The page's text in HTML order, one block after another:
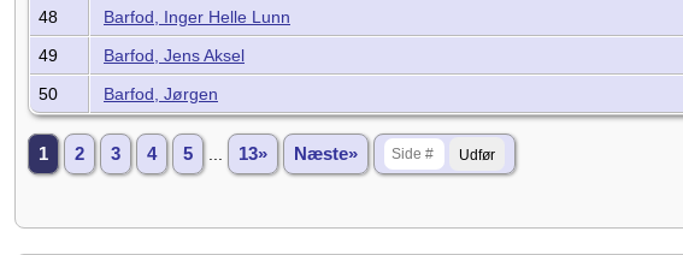
48
Barfod, Inger Helle Lunn
49
Barfod, Jens Aksel
50
Barfod, Jørgen
1 2 3 4 5 13» Næste»